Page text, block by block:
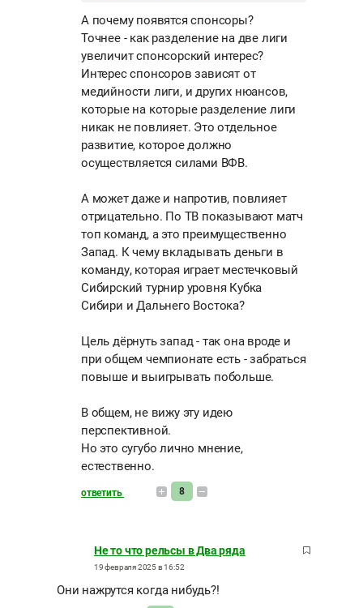
А почему появятся спонсоры?
Точнее - как разделение на две лиги
увеличит спонсорский интерес?
Интерес спонсоров зависят от
медийности лиги, и других нюансов,
которые на которые разделение лиги
никак не повлияет. Это отдельное
развитие, которое должно
осуществляется силами ВФВ.
А может даже и напротив, повлияет
отрицательно. По ТВ показывают матч
топ команд, а это преимущественно
Запад. К чему вкладывать деньги в
команду, которая играет местечковый
Сибирский турнир уровня Кубка
Сибири и Дальнего Востока?
Цель дёрнуть запад - так она вроде и
при общем чемпионате есть - забраться
повыше и выигрывать побольше.
В общем, не вижу эту идею
перспективной.
Но это сугубо лично мнение,
естественно.
ответить 8
Не то что рельсы в Два ряда
19 февраля 2025 в 16:52
Они нажрутся когда нибудь?!